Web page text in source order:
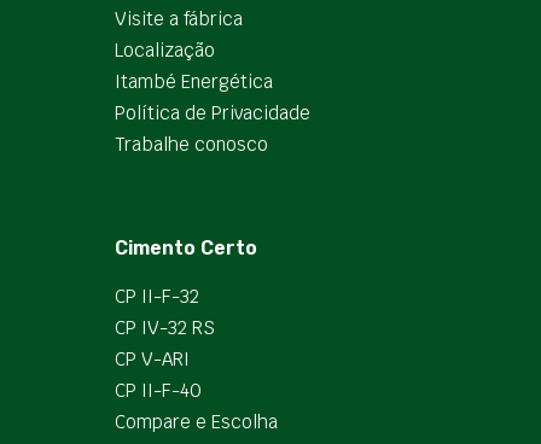
Visite a fábrica
Localização
Itambé Energética
Política de Privacidade
Trabalhe conosco
Cimento Certo
CP II-F-32
CP IV-32 RS
CP V-ARI
CP II-F-40
Compare e Escolha